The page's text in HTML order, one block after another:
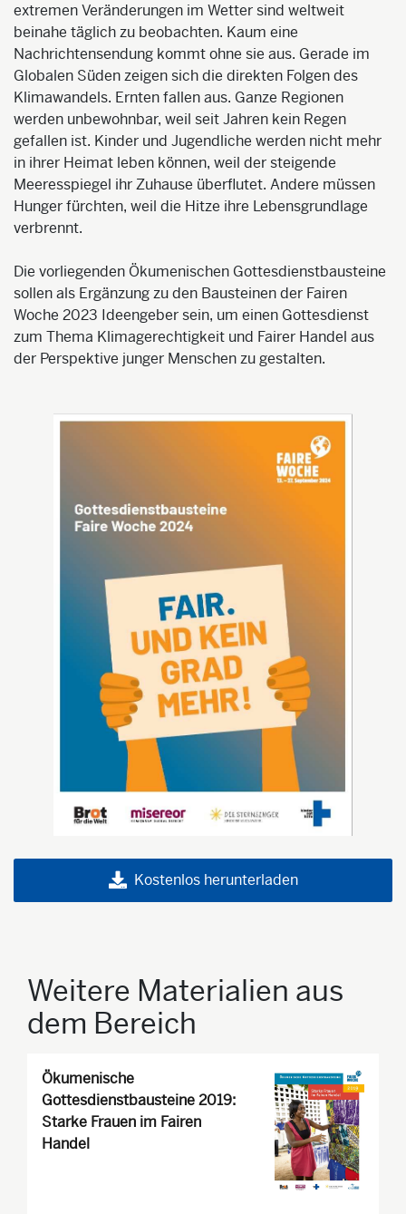
extremen Veränderungen im Wetter sind weltweit
beinahe täglich zu beobachten. Kaum eine
Nachrichtensendung kommt ohne sie aus. Gerade im
Globalen Süden zeigen sich die direkten Folgen des
Klimawandels. Ernten fallen aus. Ganze Regionen
werden unbewohnbar, weil seit Jahren kein Regen
gefallen ist. Kinder und Jugendliche werden nicht mehr
in ihrer Heimat leben können, weil der steigende
Meeresspiegel ihr Zuhause überflutet. Andere müssen
Hunger fürchten, weil die Hitze ihre Lebensgrundlage
verbrennt.
Die vorliegenden Ökumenischen Gottesdienstbausteine
sollen als Ergänzung zu den Bausteinen der Fairen
Woche 2023 Ideengeber sein, um einen Gottesdienst
zum Thema Klimagerechtigkeit und Fairer Handel aus
der Perspektive junger Menschen zu gestalten.
Kostenlos herunterladen
Weitere Materialien aus
dem Bereich
Ökumenische
Gottesdienstbausteine 2019:
Starke Frauen im Fairen
Handel